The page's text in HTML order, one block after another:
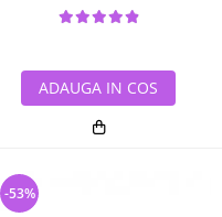
ADAUGA IN COS
-53%